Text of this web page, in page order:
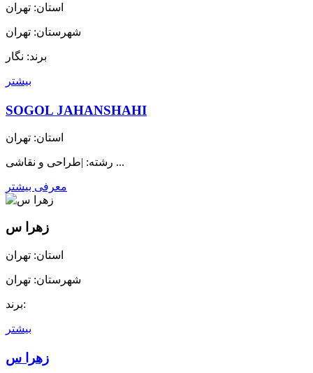
استان: تهران
شهرستان: تهران
برند: نگار
بیشتر
SOGOL JAHANSHAHI
استان: تهران
رشته: |طراحی و نقاشی ...
معرفی بیشتر
زهرا س
استان: تهران
شهرستان: تهران
برند:
بیشتر
زهرا س